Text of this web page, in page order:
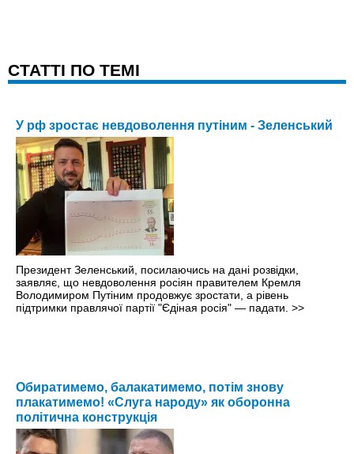
CТАТТІ ПО ТЕМІ
У рф зростає невдоволення путіним - Зеленський
Президент Зеленський, посилаючись на дані розвідки,
заявляє, що невдоволення росіян правителем Кремля
Володимиром Путіним продовжує зростати, а рівень
підтримки правлячої партії "Єдіная росія" — падати. >>
Обиратимемо, балакатимемо, потім знову
плакатимемо! «Слуга народу» як оборонна
політична конструкція